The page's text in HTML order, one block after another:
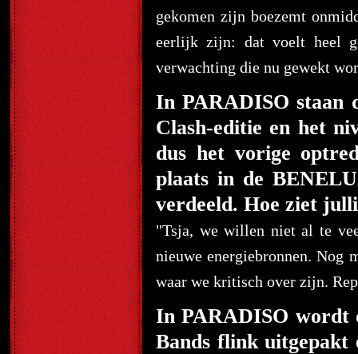
gekomen zijn boezemt
eerlijk zijn: dat voelt heel
verwachting die nu gewekt
In PARADISO staan
Clash-editie en het
dus het vorige
plaats in de
verdeeld. Hoe ziet
"Tsja, we willen niet al te
nieuwe energiebronnen. Nog
waar we kritisch over zijn.
In PARADISO wordt
Bands flink uitgepakt